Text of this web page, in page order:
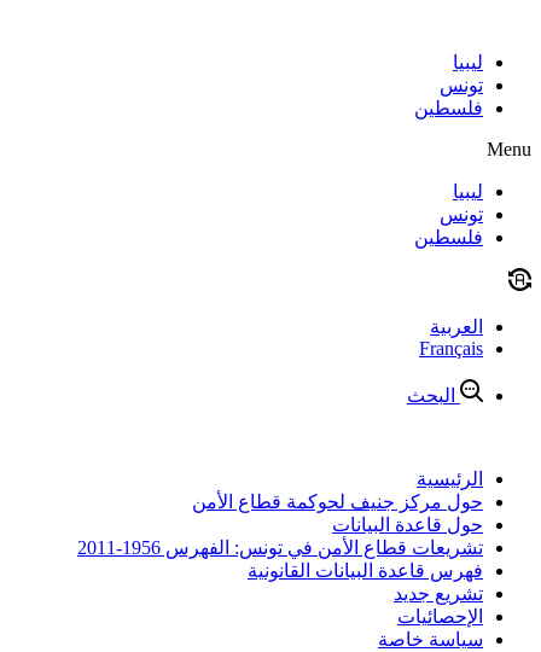
contentليبيا
تونس
فلسطين
Menu
ليبيا
تونس
فلسطين
العربية
Français
البحث
الرئيسية
حول مركز جنيف لحوكمة قطاع الأمن
حول قاعدة البيانات
تشريعات قطاع الأمن في تونس: الفهرس 1956-2011
فهرس قاعدة البيانات القانونية
تشريع جديد
الإحصائيات
سياسة خاصة